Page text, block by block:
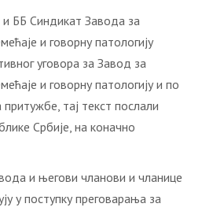
ББ Синдикат Завода за
и говорну патологију
уговора за Завод за
и говорну патологију и по
тај текст послали
Србије, на коначно
и његови чланови и чланице
у поступку преговарања за